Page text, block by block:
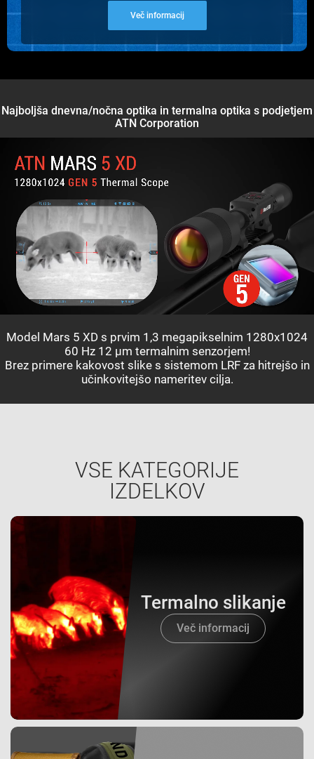
Več informacij
Najboljša dnevna/nočna optika in termalna optika s podjetjem
ATN Corporation
Model Mars 5 XD s prvim 1,3 megapikselnim 1280x1024
60 Hz 12 µm termalnim senzorjem!
Brez primere kakovost slike s sistemom LRF za hitrejšo in
učinkovitejšo nameritev cilja.
VSE KATEGORIJE
IZDELKOV
Termalno slikanje
Več informacij